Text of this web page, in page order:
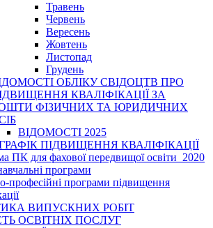
Травень
Червень
Вересень
Жовтень
Листопад
Грудень
ОБЛІКУ СВІДОЦТВ ПРО
КВАЛІФІКАЦІЇ ЗА
ФІЗИЧНИХ ТА ЮРИДИЧНИХ
ВІДОМОСТІ 2025
ПІДВИЩЕННЯ КВАЛІФІКАЦІЇ
ПК для фахової передвищої освіти_2020
програми
професійні програми підвищення
ВИПУСКНИХ РОБІТ
ОСВІТНІХ ПОСЛУГ